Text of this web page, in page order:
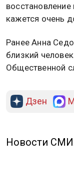
восстановление
кажется очень
Ранее Анна
близкий
Общественной
Дзен
Новости